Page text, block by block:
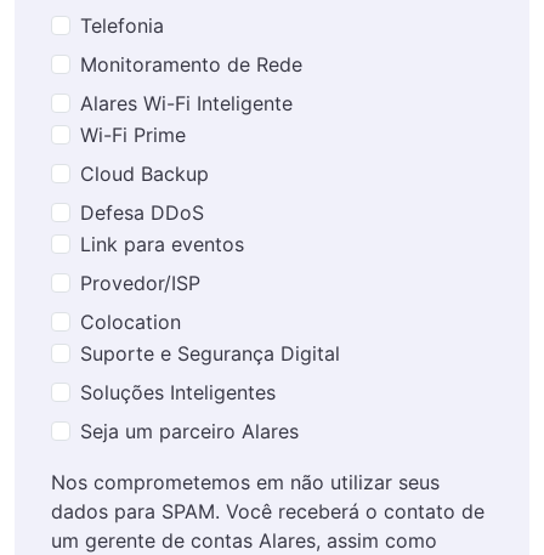
Telefonia
Monitoramento de Rede
Alares Wi-Fi Inteligente
Wi-Fi Prime
Cloud Backup
Defesa DDoS
Link para eventos
Provedor/ISP
Colocation
Suporte e Segurança Digital
Soluções Inteligentes
Seja um parceiro Alares
Nos comprometemos em não utilizar seus
dados para SPAM. Você receberá o contato de
um gerente de contas Alares, assim como